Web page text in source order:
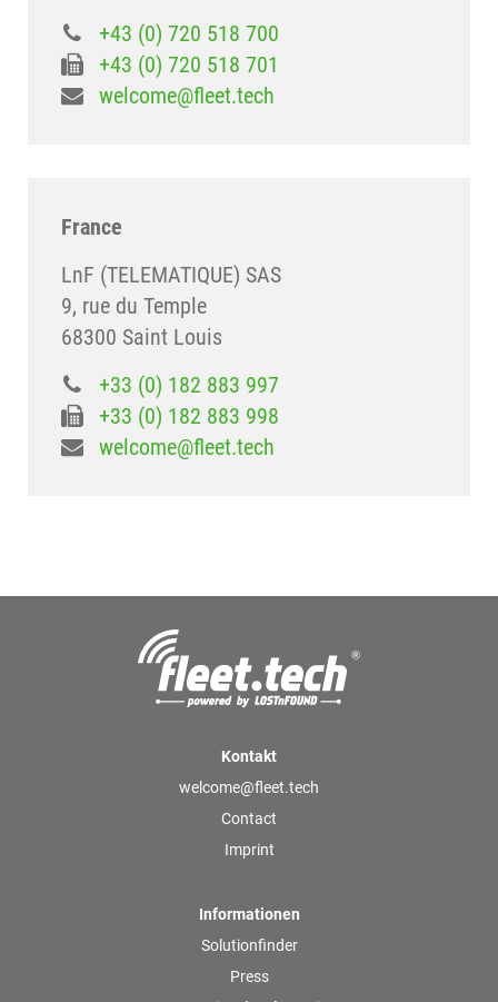
+43 (0) 720 518 700
+43 (0) 720 518 701
welcome@fleet.tech
France
LnF (TELEMATIQUE) SAS
9, rue du Temple
68300 Saint Louis
+33 (0) 182 883 997
+33 (0) 182 883 998
welcome@fleet.tech
Kontakt
welcome@fleet.tech
Contact
Imprint
Informationen
Solutionfinder
Press